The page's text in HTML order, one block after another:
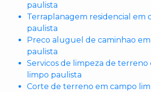
paulista
Terraplanagem residencial em
paulista
Preco aluguel de caminhao
paulista
Servicos de limpeza de terreno
limpo paulista
Corte de terreno em campo